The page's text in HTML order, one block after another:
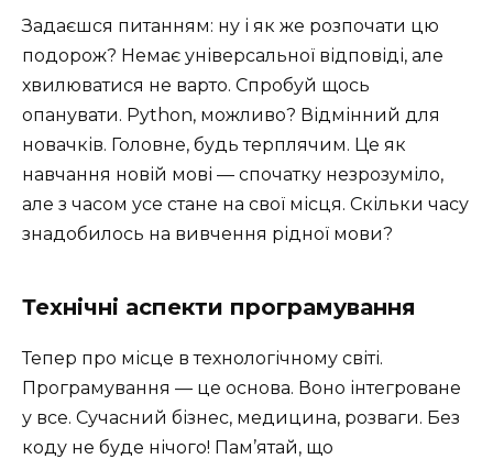
Задаєшся питанням: ну і як же розпочати цю
подорож? Немає універсальної відповіді, але
хвилюватися не варто. Спробуй щось
опанувати. Python, можливо? Відмінний для
новачків. Головне, будь терплячим. Це як
навчання новій мові — спочатку незрозуміло,
але з часом усе стане на свої місця. Скільки часу
знадобилось на вивчення рідної мови?
Технічні аспекти програмування
Тепер про місце в технологічному світі.
Програмування — це основа. Воно інтегроване
у все. Сучасний бізнес, медицина, розваги. Без
коду не буде нічого! Пам’ятай, що